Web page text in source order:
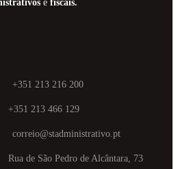
e fiscais.
+351 213 216 200
+351 213 466 129
correio@stadministrativo.pt
Rua de São Pedro de Alcântara, 73